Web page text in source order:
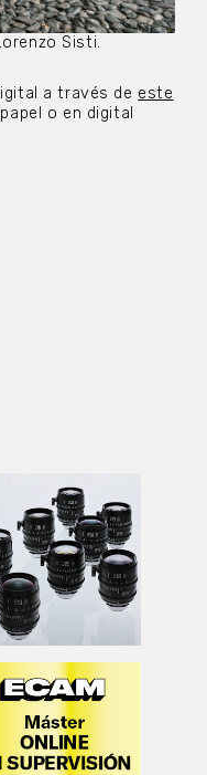
Sisti.
a través de este
o en digital